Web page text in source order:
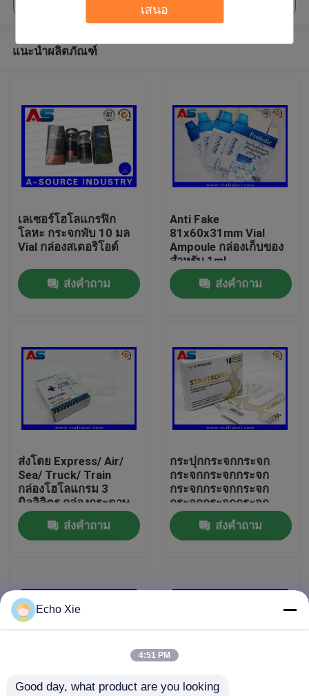
เสนอ
บ้าน
เกี่ยวกับเรา
ทัวร์โรงงาน
ควบคุมคุณภาพ
ติดต่อเรา
10ml Vial Labels
ฉลากขวดเล็ก
แนะนำผลิตภัณฑ์
เลเซอร์โฮโลแกรฟิก
โลหะ กระจกพับ 10 มล
Vial กล่องสเตอริโอด์
ส่งคำถาม
Anti Fake
81x60x31mm Vial
Ampoule กล่องเก็บของ
สำหรับ 1ml
Bodybuilding
Propionateส่งคำถาม
ส่งโดย Express/ Air/
Sea/ Truck/ Train
กล่องโฮโลแกรม 3
มิลลิลิตร กล่องกระดาษ
2 มิลลิลิตร สําหรับเพพ
ติด บริการออกแบบฟรี
ส่งคำถาม
กระปุกกระจกกระจก
กระจกกระจกกระจก
กระจกกระจกกระจก
กระจกกระจกกระจก
กระจกกระจกกระจก
กระจกกระจกกระจก
กระจกกระจกกระจก
กระจกกระจกกระจก
กระจกกระจกกระจก
กระจกกระจกกระจก
กระจกกระจกกระจก
ส่งคำถาม
Echo Xie
4:51 PM
Good day, what product are you looking